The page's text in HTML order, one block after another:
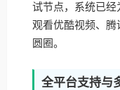
试节点，系统已经
观看优酷视频、
圆圈。
全平台支持与